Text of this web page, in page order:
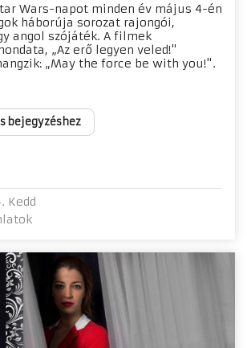
Wars-napot minden év május 4-én
háborúja sorozat rajongói,
angol szójáték. A filmek
„Az erő legyen veled!"
„May the force be with you!".
bejegyzéshez
Kedd